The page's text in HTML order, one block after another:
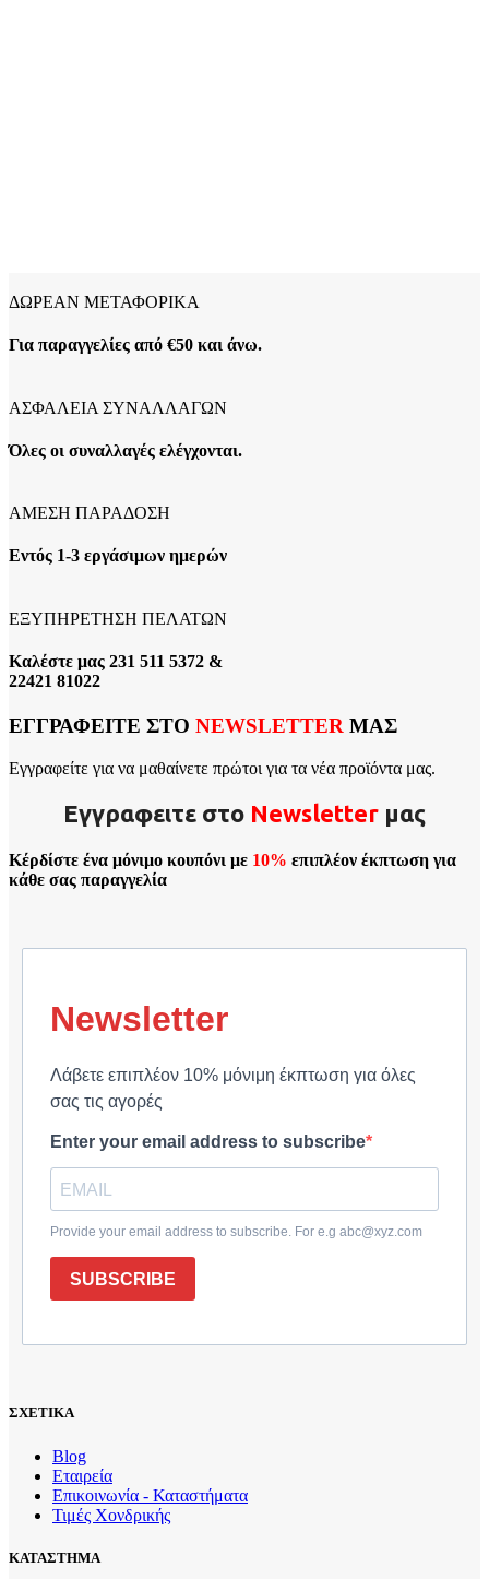
ΔΩΡΕΑΝ ΜΕΤΑΦΟΡΙΚΑ
Για παραγγελίες από €50 και άνω.
ΑΣΦΑΛΕΙΑ ΣΥΝΑΛΛΑΓΩΝ
Όλες οι συναλλαγές ελέγχονται.
ΑΜΕΣΗ ΠΑΡΑΔΟΣΗ
Εντός 1-3 εργάσιμων ημερών
ΕΞΥΠΗΡΕΤΗΣΗ ΠΕΛΑΤΩΝ
Καλέστε μας 231 511 5372 &
22421 81022
ΕΓΓΡΑΦΕΙΤΕ ΣΤΟ NEWSLETTER ΜΑΣ
Εγγραφείτε για να μαθαίνετε πρώτοι για τα νέα προϊόντα μας.
Εγγραφειτε στο Νewsletter μας
Κέρδίστε ένα μόνιμο κουπόνι με 10% επιπλέον έκπτωση για
κάθε σας παραγγελία
Newsletter
Λάβετε επιπλέον 10% μόνιμη έκπτωση για όλες
σας τις αγορές
Enter your email address to subscribe
Provide your email address to subscribe. For e.g abc@xyz.com
SUBSCRIBE
ΣΧΕΤΙΚΑ
Blog
Εταιρεία
Επικοινωνία - Καταστήματα
Τιμές Χονδρικής
ΚΑΤΑΣΤΗΜΑ